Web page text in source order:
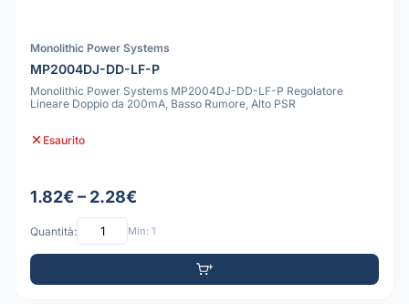
Monolithic Power Systems
MP2004DJ-DD-LF-P
Monolithic Power Systems MP2004DJ-DD-LF-P Regolatore
Lineare Doppio da 200mA, Basso Rumore, Alto PSR
Esaurito
1.82€ – 2.28€
Quantità: Min: 1